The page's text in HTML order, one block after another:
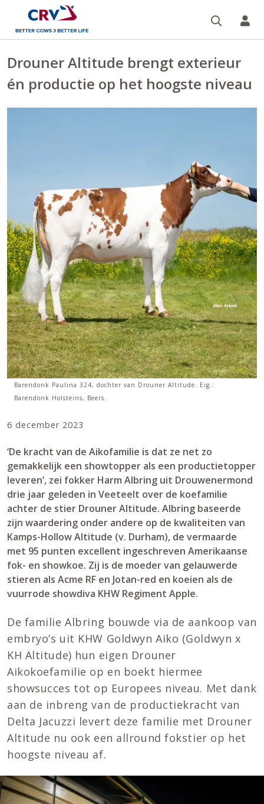
Drouner Altitude brengt exterieur
én productie op het hoogste niveau
Barendonk Paulina 324, dochter van Drouner Altitude. Eig.:
Barendonk Holsteins, Beers.
6 december 2023
‘De kracht van de Aikofamilie is dat ze net zo
gemakkelijk een showtopper als een productietopper
leveren’, zei fokker Harm Albring uit Drouwenermond
drie jaar geleden in Veeteelt over de koefamilie
achter de stier Drouner Altitude. Albring baseerde
zijn waardering onder andere op de kwaliteiten van
Kamps-Hollow Altitude (v. Durham), de vermaarde
met 95 punten excellent ingeschreven Amerikaanse
fok- en showkoe. Zij is de moeder van gelauwerde
stieren als Acme RF en Jotan-red en koeien als de
vuurrode showdiva KHW Regiment Apple.
De familie Albring bouwde via de aankoop van
embryo’s uit KHW Goldwyn Aiko (Goldwyn x
KH Altitude) hun eigen Drouner
Aikokoefamilie op en boekt hiermee
showsucces tot op Europees niveau. Met dank
aan de inbreng van de productiekracht van
Delta Jacuzzi levert deze familie met Drouner
Altitude nu ook een allround fokstier op het
hoogste niveau af.